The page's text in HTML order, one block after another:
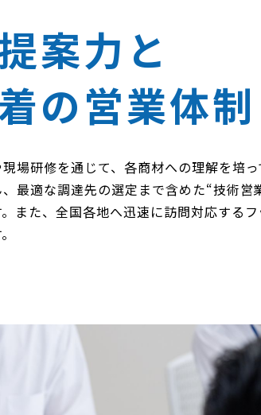
案力と
の営業体制
場研修を通じて、各商材への理解を培っ
最適な調達先の選定まで含めた“技術営
また、全国各地へ迅速に訪問対応する